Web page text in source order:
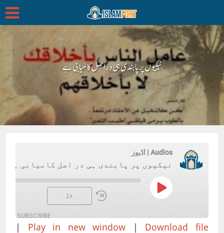
نیکیوں پر پابندی ہی در اصل کامیابی ہے
Audios | آڈیوز
نیکیوں پر پابندی ہی در اصل کامیابی ہے
Play
1x
SUBSCRIBE
Download file
Play in new window